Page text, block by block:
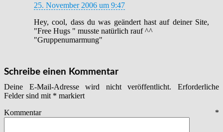
25. November 2006 um 9:47
Hey, cool, dass du was geändert hast auf deiner Site,
"Free Hugs " musste natürlich rauf ^^
"Gruppenumarmung"
Schreibe einen Kommentar
Deine E-Mail-Adresse wird nicht veröffentlicht.
Erforderliche
Felder sind mit * markiert
Kommentar *